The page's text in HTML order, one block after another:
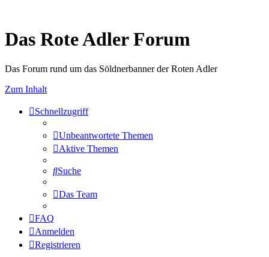
Das Rote Adler Forum
Das Forum rund um das Söldnerbanner der Roten Adler
Zum Inhalt
Schnellzugriff
Unbeantwortete Themen
Aktive Themen
Suche
Das Team
FAQ
Anmelden
Registrieren